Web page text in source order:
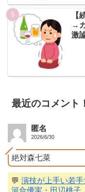
【
→
激
最近のコメント！
匿名
2026/6/30
絶対森七菜
💬 演技が上手い若